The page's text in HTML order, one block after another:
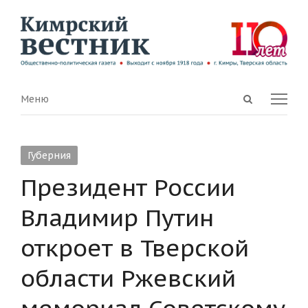
Open
Menu
Меню
Губерния
Президент России
Владимир Путин
откроет в Тверской
области Ржевский